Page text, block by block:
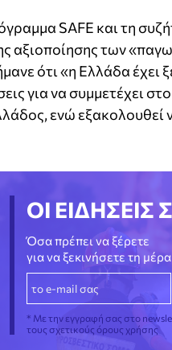
SAFE και τη
αξιοποίησης των
ότι «η Ελλάδα έχει
για να συμμετέχει
ενώ εξακολουθεί
ΟΙ ΕΙΔΗΣΕΙΣ
Όσα πρέπει να ξέρετε
για να ξεκινήσετε τη
* Με την εγγραφή σας στο
τους σχετικούς όρους χρήσης